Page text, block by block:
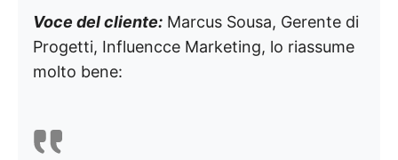
Voce del cliente: Marcus Sousa, Gerente di
Progetti, Influencce Marketing, lo riassume
molto bene: